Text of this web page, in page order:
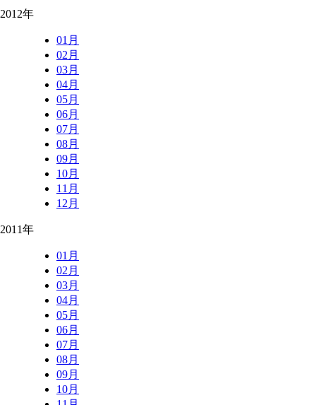
2012年
01月
02月
03月
04月
05月
06月
07月
08月
09月
10月
11月
12月
2011年
01月
02月
03月
04月
05月
06月
07月
08月
09月
10月